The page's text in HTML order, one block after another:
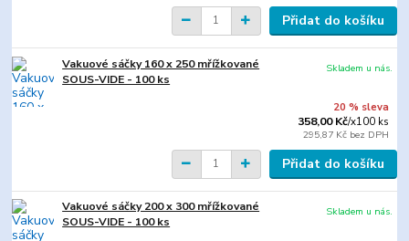
Přidat do košíku
Vakuové sáčky 160 x 250 mřížkované
SOUS-VIDE - 100 ks
20 % sleva
358,00 Kč/x100 ks
295,87 Kč bez DPH
Skladem u nás.
Přidat do košíku
Vakuové sáčky 200 x 300 mřížkované
SOUS-VIDE - 100 ks
Skladem u nás.